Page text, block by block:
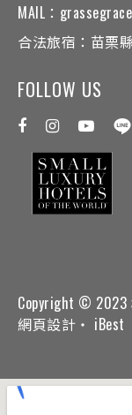
MAIL：
合法旅宿： 苗栗
FOLLOW US
Copyright © 2023
網頁設計 ‧ iBest